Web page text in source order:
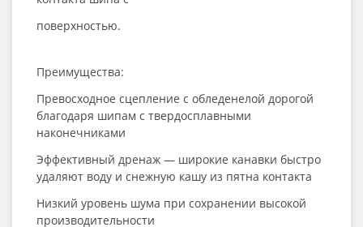
поверхностью.
Преимущества:
Превосходное сцепление с обледенелой дорогой
благодаря шипам с твердосплавными
наконечниками
Эффективный дренаж — широкие канавки быстро
удаляют воду и снежную кашу из пятна контакта
Низкий уровень шума при сохранении высокой
производительности